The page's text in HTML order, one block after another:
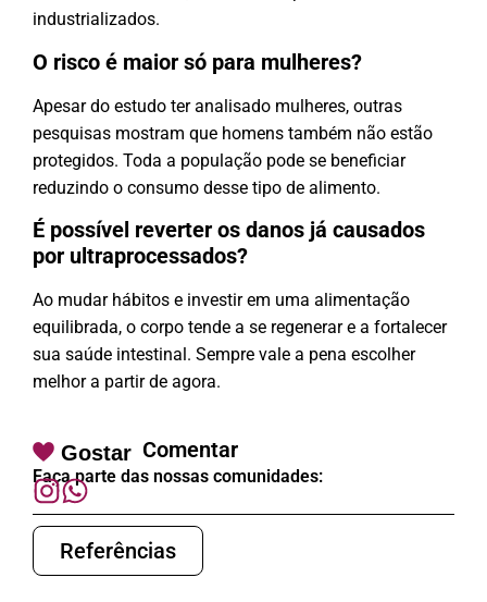
industrializados.
O risco é maior só para mulheres?
Apesar do estudo ter analisado mulheres, outras
pesquisas mostram que homens também não estão
protegidos. Toda a população pode se beneficiar
reduzindo o consumo desse tipo de alimento.
É possível reverter os danos já causados
por ultraprocessados?
Ao mudar hábitos e investir em uma alimentação
equilibrada, o corpo tende a se regenerar e a fortalecer
sua saúde intestinal. Sempre vale a pena escolher
melhor a partir de agora.
Gostar Comentar
Faça parte das nossas comunidades:
Referências